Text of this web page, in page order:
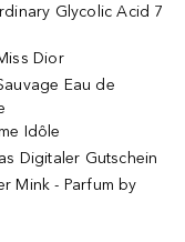
Glycolic Acid 7
Dior
Eau de
Idôle
Digitaler Gutschein
Mink - Parfum by